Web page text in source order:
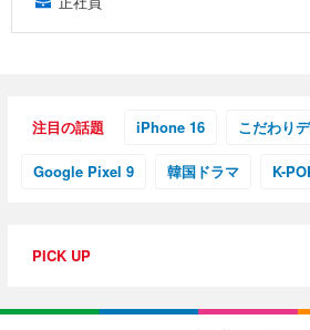
注目の話題 iPhone 16 こだわり
Google Pixel 9 韓国ドラマ K-
PICK UP